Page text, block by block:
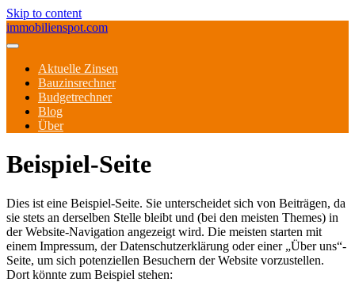
Skip to content
immobilienspot.com
Aktuelle Zinsen
Bauzinsrechner
Budgetrechner
Blog
Über
Beispiel-Seite
Dies ist eine Beispiel-Seite. Sie unterscheidet sich von Beiträgen, da
sie stets an derselben Stelle bleibt und (bei den meisten Themes) in
der Website-Navigation angezeigt wird. Die meisten starten mit
einem Impressum, der Datenschutzerklärung oder einer „Über uns“-
Seite, um sich potenziellen Besuchern der Website vorzustellen.
Dort könnte zum Beispiel stehen: